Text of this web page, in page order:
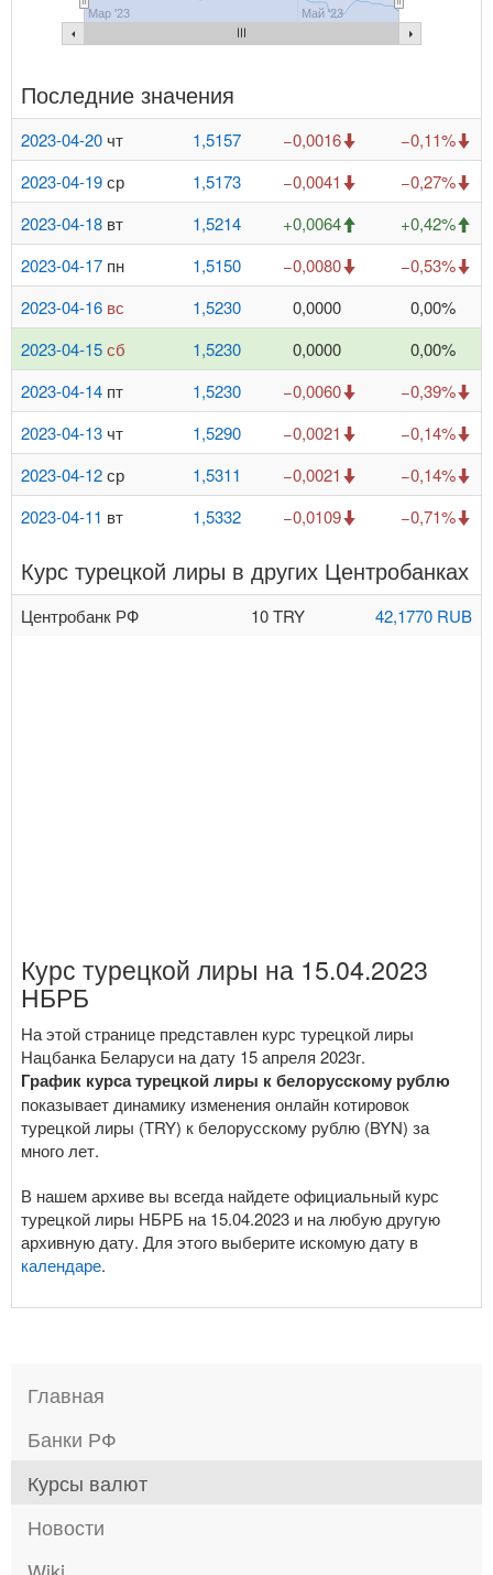
Мар '23 Май '23
Последние значения
2023-04-20 чт 1,5157 −0,0016
−0,11%
2023-04-19ср 1,5173 −0,0041
−0,27%
2023-04-18 вт 1,5214 +0,0064
+0,42%
2023-04-17 пн 1,5150 −0,0080
−0,53%
2023-04-16 вс 1,5230 0,0000
0,00%
2023-04-15сб 1,5230 0,0000
0,00%
2023-04-14 пт 1,5230 −0,0060
−0,39%
2023-04-13 чт 1,5290 −0,0021
−0,14%
2023-04-12ср 1,5311 −0,0021
−0,14%
2023-04-11 вт 1,5332 −0,0109 −0,71%
Курс турецкой лиры в других Центробанках
Центробанк РФ 10 TRY 42,1770 RUB
Курс турецкой лиры на 15.04.2023
НБРБ
На этой странице представлен курс турецкой лиры
Нацбанка Беларуси на дату 15 апреля 2023г.
График курса турецкой лиры к белорусскому рублю
показывает динамику изменения онлайн котировок
турецкой лиры (TRY) к белорусскому рублю (BYN) за
много лет.
В нашем архиве вы всегда найдете официальный курс
турецкой лиры НБРБ на 15.04.2023 и на любую другую
архивную дату. Для этого выберите искомую дату в
календаре.
Главная
Банки РФ
Курсы валют
Новости